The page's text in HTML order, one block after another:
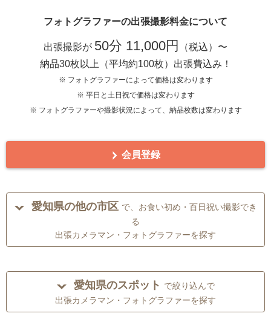
フォトグラファーの出張撮影料金について
出張撮影が 50分 11,000円
（税込）〜
納品30枚以上（平均約100枚）出張費込み！
※ フォトグラファーによって価格は変わります
※ 平日と土日祝で価格は変わります
※ フォトグラファーや撮影状況によって、納品枚数は変わります
会員登録
愛知県の他の市区 で、お食い初め・百日祝い撮影でき
る
出張カメラマン・フォトグラファーを探す
愛知県のスポット で絞り込んで
出張カメラマン・フォトグラファーを探す